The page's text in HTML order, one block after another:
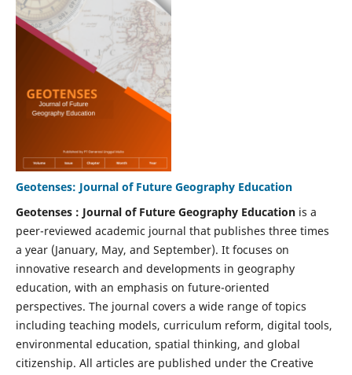
Geotenses: Journal of Future Geography Education
Geotenses : Journal of Future Geography Educationis a
peer-reviewed academic journal that publishes three times
a year (January, May, and September). It focuses on
innovative research and developments in geography
education, with an emphasis on future-oriented
perspectives. The journal covers a wide range of topics
including teaching models, curriculum reform, digital tools,
environmental education, spatial thinking, and global
citizenship. All articles are published under the Creative